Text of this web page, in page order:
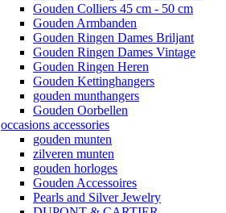
Gouden Colliers 45 cm - 50 cm
Gouden Armbanden
Gouden Ringen Dames Briljant
Gouden Ringen Dames Vintage
Gouden Ringen Heren
Gouden Kettinghangers
gouden munthangers
Gouden Oorbellen
occasions accessories
gouden munten
zilveren munten
gouden horloges
Gouden Accessoires
Pearls and Silver Jewelry